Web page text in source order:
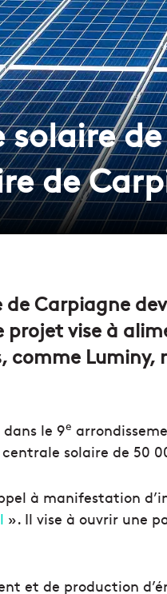
de
Carpiagne
projet vise à
Luminy,
le 9e
solaire de 50
à manifestation
». Il vise à ouvrir une
et de production